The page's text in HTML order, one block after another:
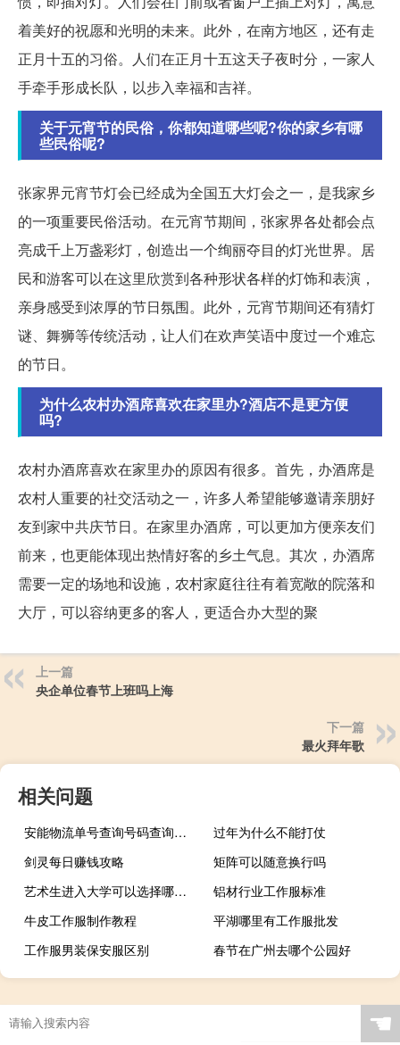
着美好的祝愿和光明的未来。此外，在南方地区，还有走
正月十五的习俗。人们在正月十五这天子夜时分，一家人
手牵手形成长队，以步入幸福和吉祥。
关于元宵节的民俗，你都知道哪些呢?你的家乡有哪
些民俗呢?
张家界元宵节灯会已经成为全国五大灯会之一，是我家乡
的一项重要民俗活动。在元宵节期间，张家界各处都会点
亮成千上万盏彩灯，创造出一个绚丽夺目的灯光世界。居
民和游客可以在这里欣赏到各种形状各样的灯饰和表演，
亲身感受到浓厚的节日氛围。此外，元宵节期间还有猜灯
谜、舞狮等传统活动，让人们在欢声笑语中度过一个难忘
的节日。
为什么农村办酒席喜欢在家里办?酒店不是更方便
吗?
农村办酒席喜欢在家里办的原因有很多。首先，办酒席是
农村人重要的社交活动之一，许多人希望能够邀请亲朋好
友到家中共庆节日。在家里办酒席，可以更加方便亲友们
前来，也更能体现出热情好客的乡土气息。其次，办酒席
需要一定的场地和设施，农村家庭往往有着宽敞的院落和
大厅，可以容纳更多的客人，更适合办大型的聚
上一篇
央企单位春节上班吗上海
下一篇
最火拜年歌
相关问题
安能物流单号查询号码查询官网廊坊到唐山多长时间
过年为什么不能打仗
剑灵每日赚钱攻略
矩阵可以随意换行吗
艺术生进入大学可以选择哪些专业
铝材行业工作服标准
牛皮工作服制作教程
平湖哪里有工作服批发
工作服男装保安服区别
春节在广州去哪个公园好
☚